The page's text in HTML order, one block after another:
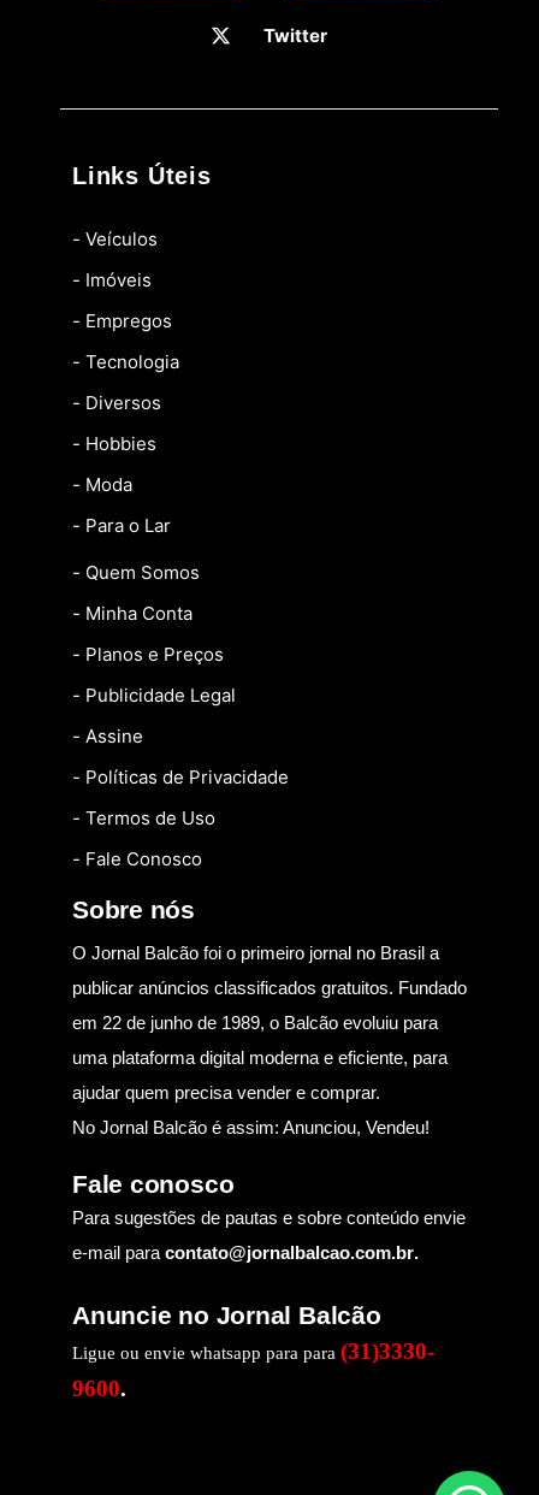
Twitter
Links Úteis
- Veículos
- Imóveis
- Empregos
- Tecnologia
- Diversos
- Hobbies
- Moda
- Para o Lar
- Quem Somos
- Minha Conta
- Planos e Preços
- Publicidade Legal
- Assine
- Políticas de Privacidade
- Termos de Uso
- Fale Conosco
Sobre nós
O Jornal Balcão foi o primeiro jornal no Brasil a
publicar anúncios classificados gratuitos. Fundado
em 22 de junho de 1989, o Balcão evoluiu para
uma plataforma digital moderna e eficiente, para
ajudar quem precisa vender e comprar.
No Jornal Balcão é assim: Anunciou, Vendeu!
Fale conosco
Para sugestões de pautas e sobre conteúdo envie
e-mail para contato@jornalbalcao.com.br.
Anuncie no Jornal Balcão
Ligue ou envie whatsapp para para (31)3330-
9600.